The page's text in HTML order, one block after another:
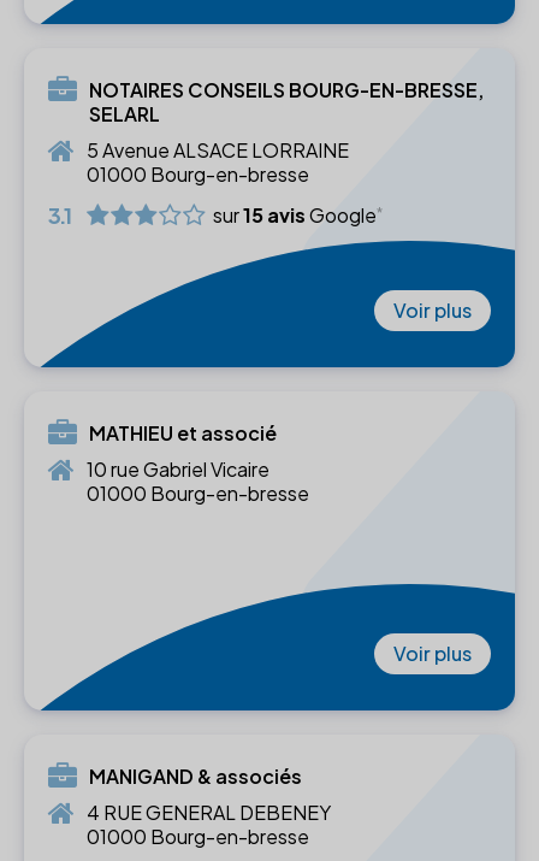
NOTAIRES CONSEILS BOURG-EN-BRESSE,
SELARL
5 Avenue ALSACE LORRAINE
01000 Bourg-en-bresse
3.1 sur15 avisGoogle
Voir plus
MATHIEU et associé
10 rue Gabriel Vicaire
01000 Bourg-en-bresse
Voir plus
MANIGAND & associés
4 RUE GENERAL DEBENEY
01000 Bourg-en-bresse